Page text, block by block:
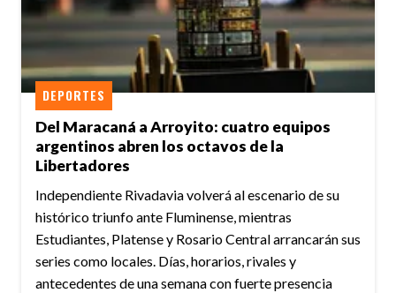
Del Maracaná a Arroyito: cuatro equipos
argentinos abren los octavos de la
Libertadores
DEPORTES
Independiente Rivadavia volverá al escenario de su
histórico triunfo ante Fluminense, mientras
Estudiantes, Platense y Rosario Central arrancarán sus
series como locales. Días, horarios, rivales y
antecedentes de una semana con fuerte presencia